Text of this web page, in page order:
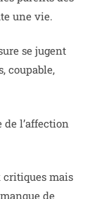
une vie.
se jugent
coupable,
l’affection
critiques mais
de